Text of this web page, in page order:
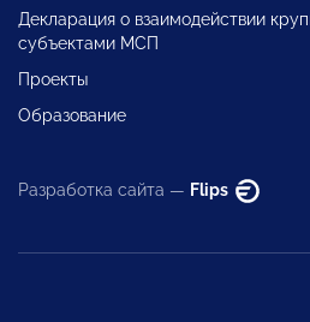
Декларация о взаимодействии
субъектами МСП
Проекты
Образование
Разработка сайта — Flips